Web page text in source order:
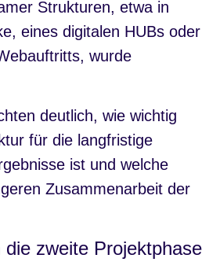
Strukturen, etwa in
eines digitalen HUBs oder
wurde
deutlich, wie wichtig
für die langfristige
ist und welche
Zusammenarbeit der
zweite Projektphase